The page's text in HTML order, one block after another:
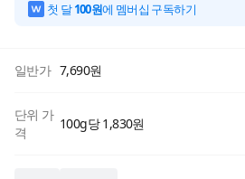
첫 달100원에 멤버십 구독하기
일반가 7,690원
단위 가
격
100g당 1,830원